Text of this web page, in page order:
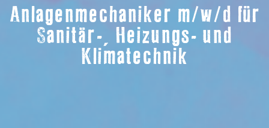
Anlagenmechaniker m/w/d für
Sanitär-, Heizungs- und
Klimatechnik